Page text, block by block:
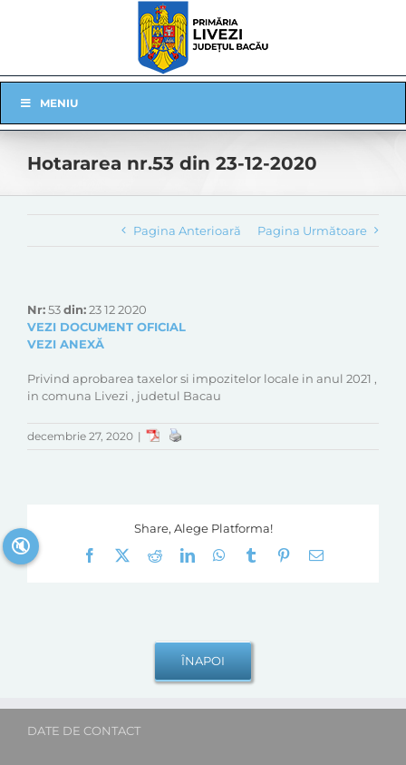
Navigation
MENIU
Hotararea nr.53 din 23-12-2020
Pagina Anterioară Pagina Următoare
Nr:53din:23 12 2020
VEZI DOCUMENT OFICIAL
VEZI ANEXĂ
Privind aprobarea taxelor si impozitelor locale in anul 2021 ,
in comuna Livezi , judetul Bacau
decembrie 27, 2020 |
Share, Alege Platforma!
Facebook
RedditLinkedInWhatsApp
Tumblr Pinterest
E-
DATE DE CONTACT
🔇